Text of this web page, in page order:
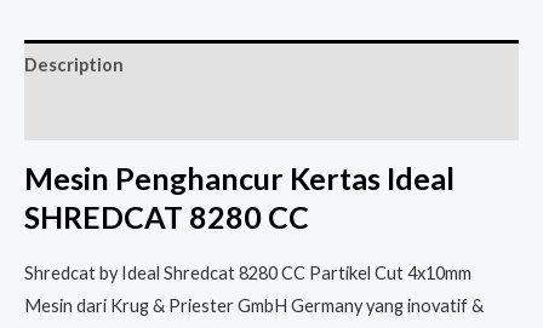
Description
Mesin Penghancur Kertas Ideal
SHREDCAT 8280 CC
Shredcat by Ideal Shredcat 8280 CC Partikel Cut 4x10mm
Mesin dari Krug & Priester GmbH Germany yang inovatif &